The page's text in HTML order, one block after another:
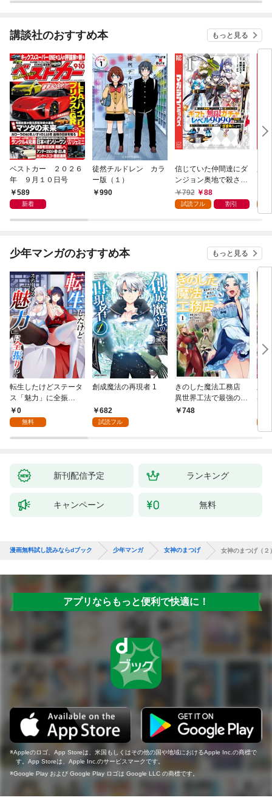
講談社のおすすめ本 もっと見る
ベストカー ２０２６
年 ９月１０日号
589
新着
徒然チルドレン カラ
ー版（１）
990
信じていた仲間達にダ
ンジョン奥地で殺され
かけたがギフト『無限
ガチャ』でレベル９９
『ざまぁ！』します！
792 88
試読フル 割引
少年マンガのおすすめ本 もっと見る
転生したけどステータ
ス「魅力」に全振
り！？(1)
0
無料
創成魔法の再現者 1
682
試読フル
きのした魔法工務店
異世界工法で最強の家
づくりを（コミック）
748
兆
る
新刊配信予定 ランキング
キャンペーン 無料
漫画無料試し読みならdブック 少年マンガ 女神のまつげ 女神のまつげ（２
アプリならもっと便利で快適に！
Appleのロゴ、App Storeは、米国もしくはその他の国や地域におけるApple Inc.の商標で
す。App Storeは、Apple Inc.のサービスマークです。
Google Play および Google Play ロゴは Google LLC の商標です。